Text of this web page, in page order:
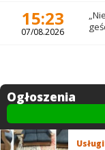
15:23
07/08.2026
Ogłoszenia
Usługi